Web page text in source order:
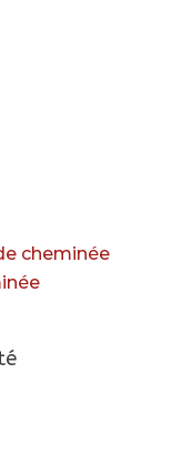
cheminée